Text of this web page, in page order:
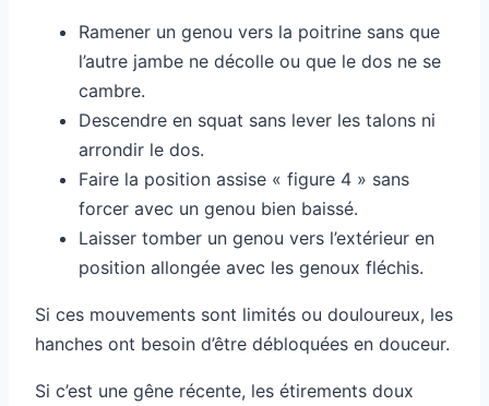
Ramener un genou vers la poitrine sans que
l’autre jambe ne décolle ou que le dos ne se
cambre.
Descendre en squat sans lever les talons ni
arrondir le dos.
Faire la position assise « figure 4 » sans
forcer avec un genou bien baissé.
Laisser tomber un genou vers l’extérieur en
position allongée avec les genoux fléchis.
Si ces mouvements sont limités ou douloureux, les
hanches ont besoin d’être débloquées en douceur.
Si c’est une gêne récente, les étirements doux